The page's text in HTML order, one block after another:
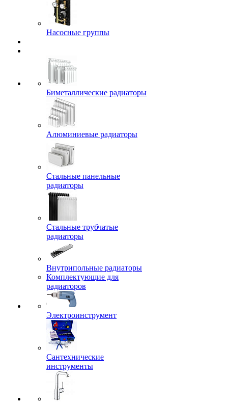
Насосные группы
Биметаллические радиаторы
Алюминиевые радиаторы
Стальные панельные
радиаторы
Стальные трубчатые
радиаторы
Внутрипольные радиаторы
Комплектующие для
радиаторов
Электроинструмент
Сантехнические
инструменты